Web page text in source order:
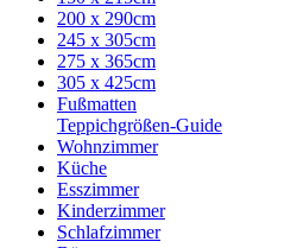
200 x 290cm
245 x 305cm
275 x 365cm
305 x 425cm
Fußmatten
Teppichgrößen-Guide
Wohnzimmer
Küche
Esszimmer
Kinderzimmer
Schlafzimmer